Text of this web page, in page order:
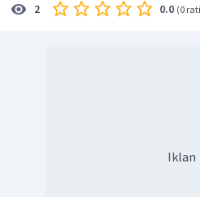
2 0.0 (0
Iklan